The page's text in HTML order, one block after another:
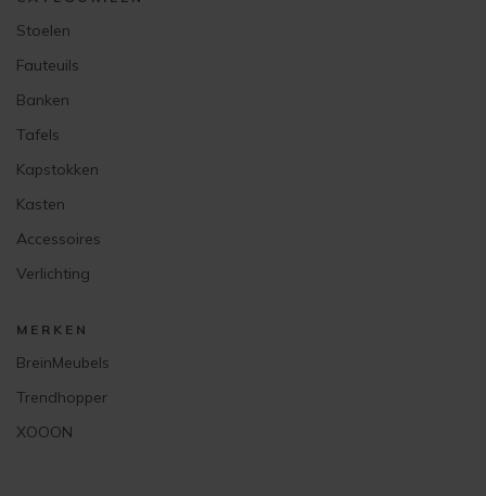
Stoelen
Fauteuils
Banken
Tafels
Kapstokken
Kasten
Accessoires
Verlichting
MERKEN
BreinMeubels
Trendhopper
XOOON